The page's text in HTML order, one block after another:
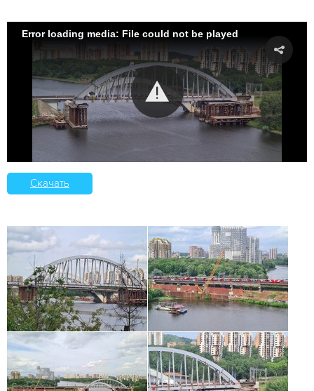
Error loading media: File could not be played
Скачать